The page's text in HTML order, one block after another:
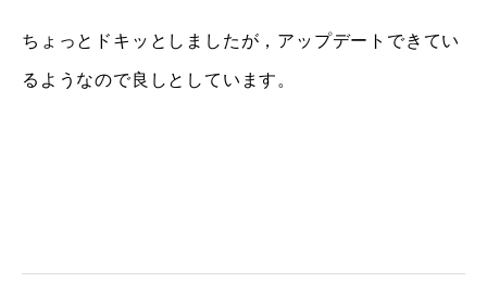
ちょっとドキッとしましたが，アップデートできてい
るようなので良しとしています。